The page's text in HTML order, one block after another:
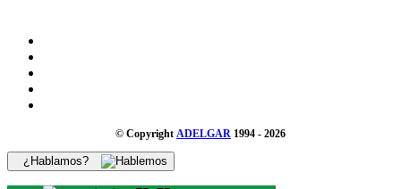
© Copyright ADELGAR 1994 - 2026
¿Hablamos?